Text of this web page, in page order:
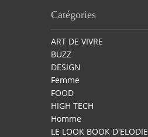
Catégories
ART DE VIVRE
BUZZ
DESIGN
Femme
FOOD
HIGH TECH
Homme
LE LOOK BOOK D'ELODIE